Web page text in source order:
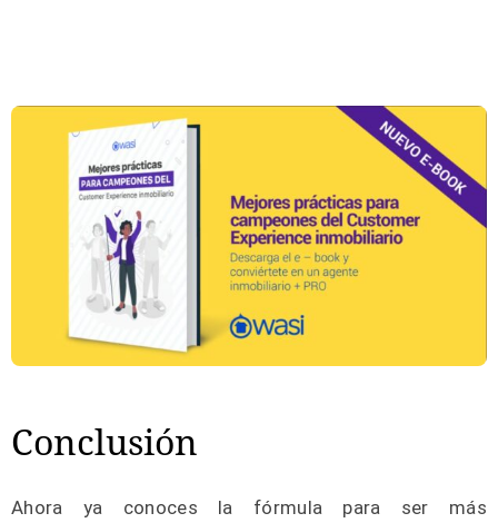
Conclusión
Ahora ya conoces la fórmula para ser más